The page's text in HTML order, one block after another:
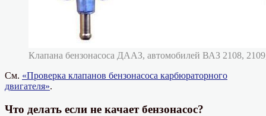
Клапана бензонасоса ДААЗ, автомобилей ВАЗ 2108,
См. «Проверка клапанов бензонасоса карбюраторного
двигателя».
Что делать если не качает бензонасос?